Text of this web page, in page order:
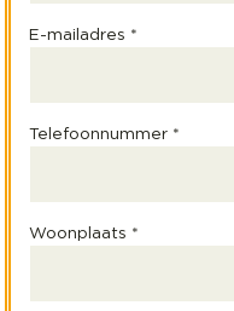
E-mailadres *
Telefoonnummer *
Woonplaats *